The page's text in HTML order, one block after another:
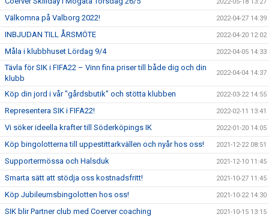
Välkomna på Valborg 2022! 2022-04-27 14:39
INBJUDAN TILL ÅRSMÖTE 2022-04-20 12:02
Måla i klubbhuset Lördag 9/4 2022-04-05 14:33
Tävla för SIK i FIFA22 – Vinn fina priser till både dig och din
klubb
2022-04-04 14:37
Köp din jord i vår "gårdsbutik" och stötta klubben 2022-03-22 14:55
Representera SIK i FIFA22! 2022-02-11 13:41
Vi söker ideella krafter till Söderköpings IK 2022-01-20 14:05
Köp bingolotterna till uppestittarkvällen och nyår hos oss! 2021-12-22 08:51
Supportermössa och Halsduk 2021-12-10 11:45
Smarta sätt att stödja oss kostnadsfritt! 2021-10-27 11:45
Köp Jubileumsbingolotten hos oss! 2021-10-22 14:30
SIK blir Partner club med Coerver coaching 2021-10-15 13:15